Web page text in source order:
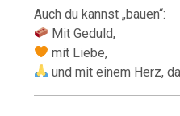
Auch du kannst „bauen“:
Mit Geduld,
mit Liebe,
und mit einem Herz,